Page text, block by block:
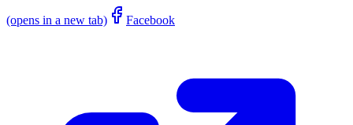
(opens in a new tab) Facebook